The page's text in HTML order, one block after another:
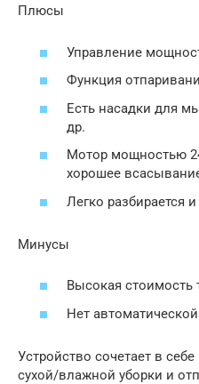
Плюсы
Управление
Функция
Есть насадки для
др.
Мотор мощностью
хорошее
Легко разбирается
Минусы
Высокая стоимость
Нет
Устройство сочетает в
сухой/влажной уборки и